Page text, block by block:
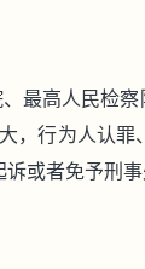
最高人民检
，行为人认
或者免予刑